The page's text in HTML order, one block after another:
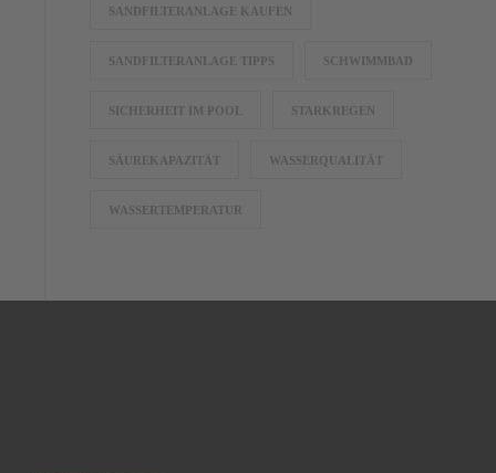
SANDFILTERANLAGE KAUFEN
SANDFILTERANLAGE TIPPS SCHWIMMBAD
SICHERHEIT IM POOL STARKREGEN
SÄUREKAPAZITÄT WASSERQUALITÄT
WASSERTEMPERATUR